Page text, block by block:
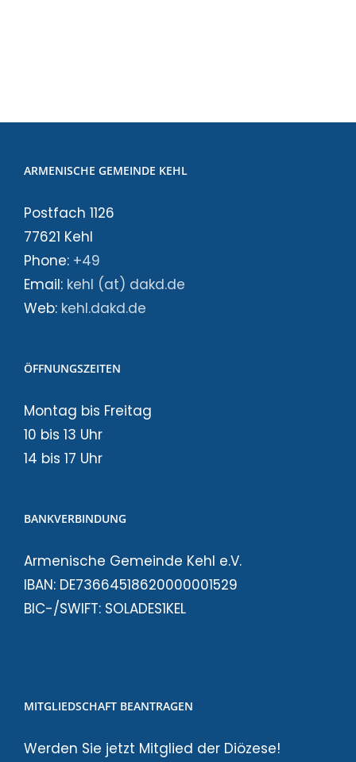
ARMENISCHE GEMEINDE KEHL
Postfach 1126
77621 Kehl
Phone: +49
Email: kehl (at) dakd.de
Web: kehl.dakd.de
ÖFFNUNGSZEITEN
Montag bis Freitag
10 bis 13 Uhr
14 bis 17 Uhr
BANKVERBINDUNG
Armenische Gemeinde Kehl e.V.
IBAN: DE73664518620000001529
BIC-/SWIFT: SOLADES1KEL
MITGLIEDSCHAFT BEANTRAGEN
Werden Sie jetzt Mitglied der Diözese!